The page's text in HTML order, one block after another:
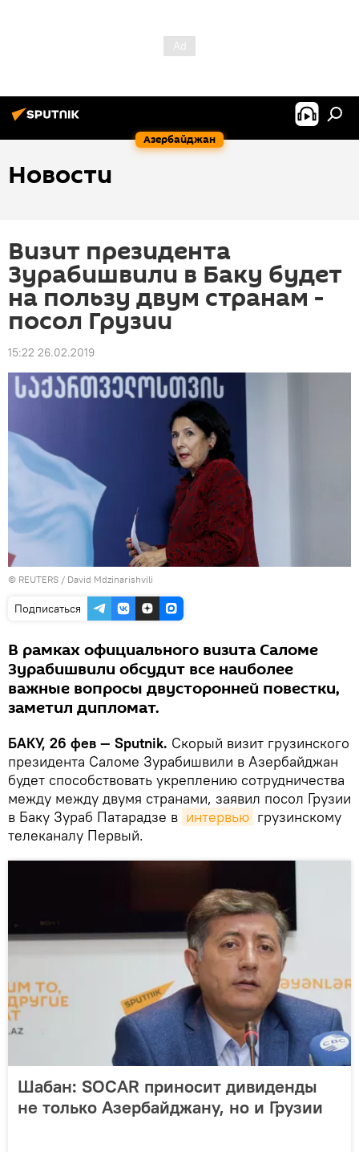
Азербайджан
Новости
Визит президента
Зурабишвили в Баку будет
на пользу двум странам -
посол Грузии
15:22 26.02.2019
© REUTERS / David Mdzinarishvili
Подписаться
В рамках официального визита Саломе
Зурабишвили обсудит все наиболее
важные вопросы двусторонней повестки,
заметил дипломат.
БАКУ, 26 фев — Sputnik. Скорый визит грузинского
президента Саломе Зурабишвили в Азербайджан
будет способствовать укреплению сотрудничества
между между двумя странами, заявил посол Грузии
в Баку Зураб Патарадзе в интервью грузинскому
телеканалу Первый.
Шабан: SOCAR приносит дивиденды
не только Азербайджану, но и Грузии